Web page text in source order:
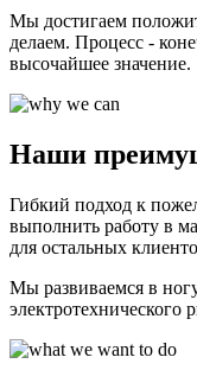
Мы достигаем
делаем. Процесс -
высочайшее значение.
Наши
Гибкий подход к
выполнить работу в
для остальных
Мы развиваемся в
электротехнического